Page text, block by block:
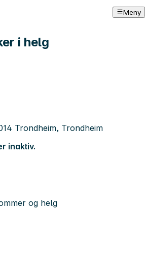
Meny
i helg
Trondheim, Trondheim
inaktiv.
og helg